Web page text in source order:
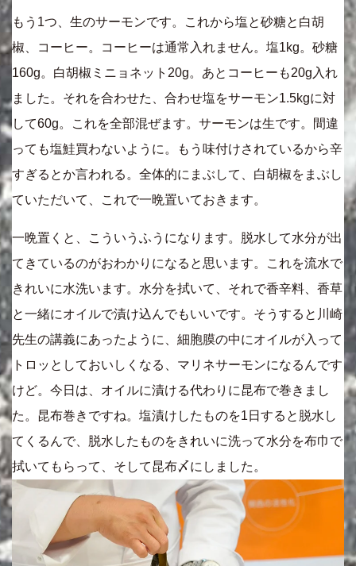
もう1つ、生のサーモンです。これから塩と砂糖と白胡
椒、コーヒー。コーヒーは通常入れません。塩1kg。砂糖
160g。白胡椒ミニョネット20g。あとコーヒーも20g入れ
ました。それを合わせた、合わせ塩をサーモン1.5kgに対
して60g。これを全部混ぜます。サーモンは生です。間違
っても塩鮭買わないように。もう味付けされているから辛
すぎるとか言われる。全体的にまぶして、白胡椒をまぶし
ていただいて、これで一晩置いておきます。
一晩置くと、こういうふうになります。脱水して水分が出
てきているのがおわかりになると思います。これを流水で
きれいに水洗います。水分を拭いて、それで香辛料、香草
と一緒にオイルで漬け込んでもいいです。そうすると川崎
先生の講義にあったように、細胞膜の中にオイルが入って
トロッとしておいしくなる、マリネサーモンになるんです
けど。今日は、オイルに漬ける代わりに昆布で巻きまし
た。昆布巻きですね。塩漬けしたものを1日すると脱水し
てくるんで、脱水したものをきれいに洗って水分を布巾で
拭いてもらって、そして昆布〆にしました。